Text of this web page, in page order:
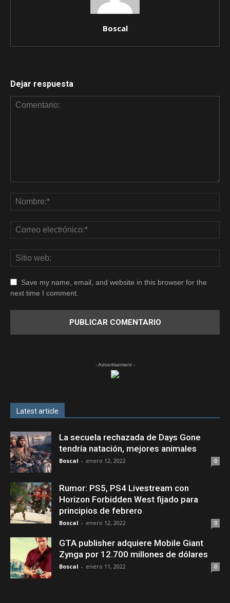
Boscal
Dejar respuesta
Save my name, email, and website in this browser for the
next time I comment.
- Advertisement -
Latest article
La secuela rechazada de Days Gone
tendría natación, mejores animales
Boscal - enero 12, 2022 0
Rumor: PS5, PS4 Livestream con
Horizon Forbidden West fijado para
principios de febrero
Boscal - enero 12, 2022 0
GTA publisher adquiere Mobile Giant
Zynga por 12.700 millones de dólares
Boscal - enero 11, 2022 0